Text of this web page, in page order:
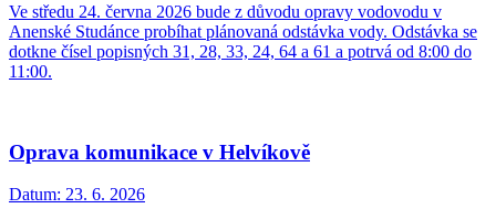
Ve středu 24. června 2026 bude z důvodu opravy vodovodu v
Anenské Studánce probíhat plánovaná odstávka vody. Odstávka se
dotkne čísel popisných 31, 28, 33, 24, 64 a 61 a potrvá od 8:00 do
11:00.
Oprava komunikace v Helvíkově
Datum: 23. 6. 2026